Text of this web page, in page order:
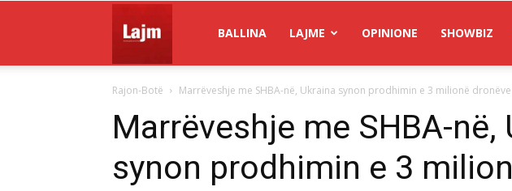
Lajm
BALLINA LAJME OPINIONE SHOWBIZ
Rajon-Botë Marrëveshje me SHBA-në, Ukraina synon prodhimin e 3 milionë dronëve
Marrëveshje me SHBA-në,
synon prodhimin e 3